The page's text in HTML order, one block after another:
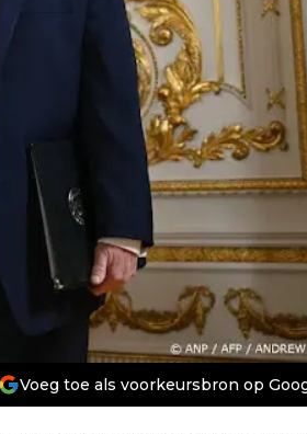
Voeg toe als voorkeursbron op